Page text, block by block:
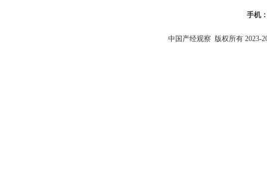
手机
中国产经观察 版权所有 2023-